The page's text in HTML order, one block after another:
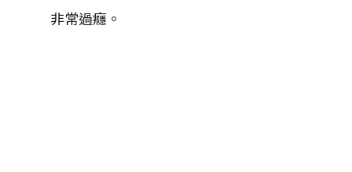
非常過癮。